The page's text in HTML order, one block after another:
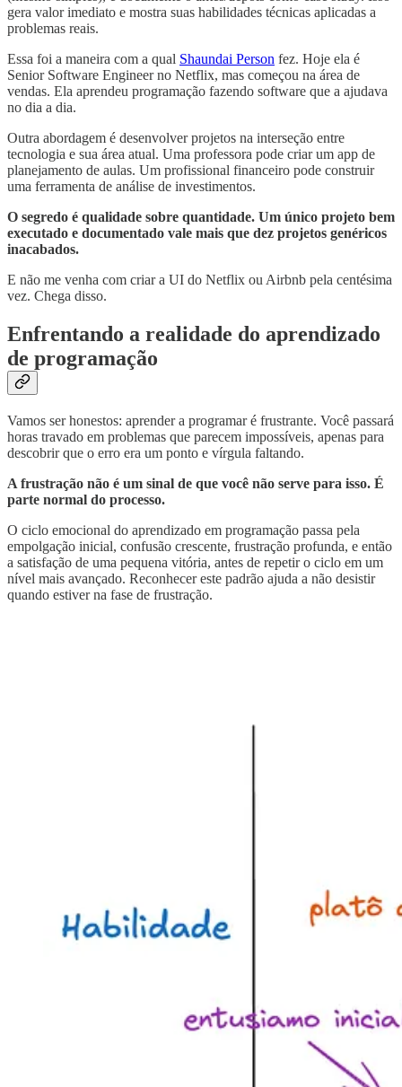
gera valor imediato e mostra suas habilidades técnicas aplicadas a
problemas reais.
Essa foi a maneira com a qual Shaundai Person fez. Hoje ela é
Senior Software Engineer no Netflix, mas começou na área de
vendas. Ela aprendeu programação fazendo software que a ajudava
no dia a dia.
Outra abordagem é desenvolver projetos na interseção entre
tecnologia e sua área atual. Uma professora pode criar um app de
planejamento de aulas. Um profissional financeiro pode construir
uma ferramenta de análise de investimentos.
O segredo é qualidade sobre quantidade. Um único projeto bem
executado e documentado vale mais que dez projetos genéricos
inacabados.
E não me venha com criar a UI do Netflix ou Airbnb pela centésima
vez. Chega disso.
Enfrentando a realidade do aprendizado
de programação
Vamos ser honestos: aprender a programar é frustrante. Você passará
horas travado em problemas que parecem impossíveis, apenas para
descobrir que o erro era um ponto e vírgula faltando.
A frustração não é um sinal de que você não serve para isso. É
parte normal do processo.
O ciclo emocional do aprendizado em programação passa pela
empolgação inicial, confusão crescente, frustração profunda, e então
a satisfação de uma pequena vitória, antes de repetir o ciclo em um
nível mais avançado. Reconhecer este padrão ajuda a não desistir
quando estiver na fase de frustração.